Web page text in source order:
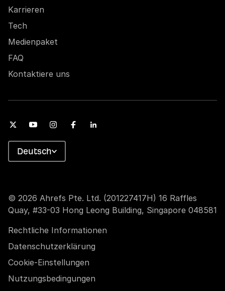
Karrieren
Tech
Medienpaket
FAQ
Kontaktiere uns
© 2026 Ahrefs Pte. Ltd. (201227417H) 16 Raffles
Quay, #33-03 Hong Leong Building, Singapore 048581
Rechtliche Informationen
Datenschutzerklärung
Cookie-Einstellungen
Nutzungsbedingungen
Deutsch